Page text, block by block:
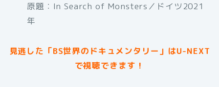
原題：In Search of Monsters／ドイツ2021
年
見逃した「BS世界のドキュメンタリー」はU-NEXT
で視聴できます！